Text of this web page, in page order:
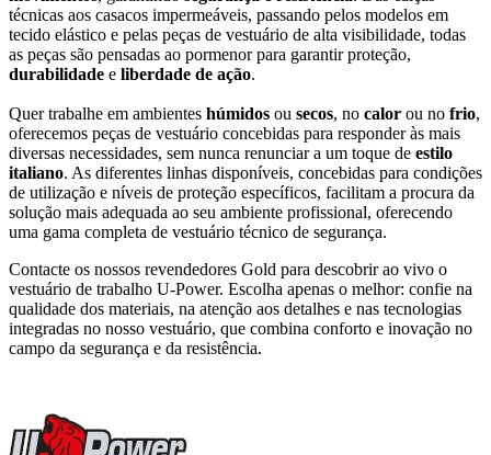
técnicas aos casacos impermeáveis, passando pelos modelos em
tecido elástico e pelas peças de vestuário de alta visibilidade, todas
as peças são pensadas ao pormenor para garantir proteção,
durabilidade e liberdade de ação.
Quer trabalhe em ambientes húmidos ou secos, no calor ou no frio,
oferecemos peças de vestuário concebidas para responder às mais
diversas necessidades, sem nunca renunciar a um toque de estilo
italiano. As diferentes linhas disponíveis, concebidas para condições
de utilização e níveis de proteção específicos, facilitam a procura da
solução mais adequada ao seu ambiente profissional, oferecendo
uma gama completa de vestuário técnico de segurança.
Contacte os nossos revendedores Gold para descobrir ao vivo o
vestuário de trabalho U-Power. Escolha apenas o melhor: confie na
qualidade dos materiais, na atenção aos detalhes e nas tecnologias
integradas no nosso vestuário, que combina conforto e inovação no
campo da segurança e da resistência.